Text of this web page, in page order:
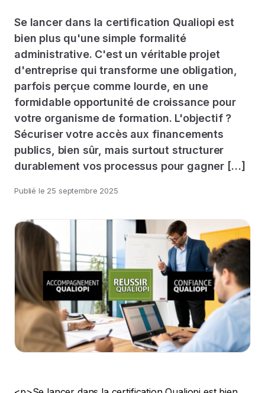
Se lancer dans la certification Qualiopi est
bien plus qu'une simple formalité
administrative. C'est un véritable projet
d'entreprise qui transforme une obligation,
parfois perçue comme lourde, en une
formidable opportunité de croissance pour
votre organisme de formation. L'objectif ?
Sécuriser votre accès aux financements
publics, bien sûr, mais surtout structurer
durablement vos processus pour gagner […]
Publié le 25 septembre 2025